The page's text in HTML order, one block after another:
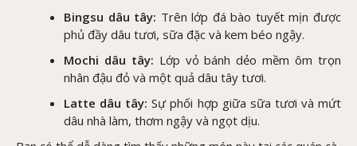
Bingsu dâu tây: Trên lớp đá bào tuyết mịn được
phủ đầy dâu tươi, sữa đặc và kem béo ngậy.
Mochi dâu tây: Lớp vỏ bánh dẻo mềm ôm trọn
nhân đậu đỏ và một quả dâu tây tươi.
Latte dâu tây: Sự phối hợp giữa sữa tươi và mứt
dâu nhà làm, thơm ngậy và ngọt dịu.